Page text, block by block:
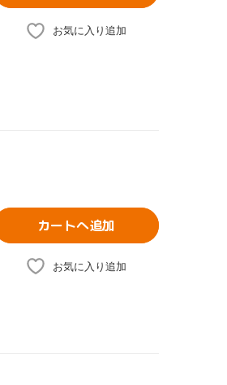
お気に入り追加
カートへ追加
お気に入り追加